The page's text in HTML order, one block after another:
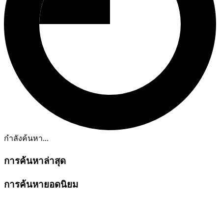
กำลังค้นหา...
การค้นหาล่าสุด
การค้นหายอดนิยม